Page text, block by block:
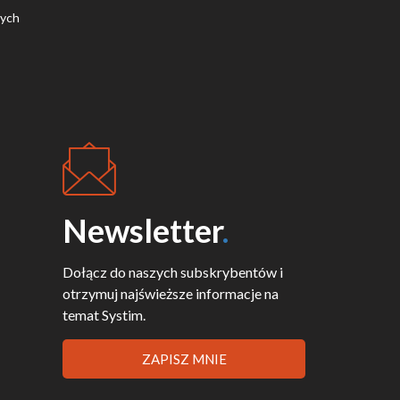
Newsletter.
Dołącz do naszych subskrybentów i
otrzymuj najświeższe informacje na
temat Systim.
ZAPISZ MNIE